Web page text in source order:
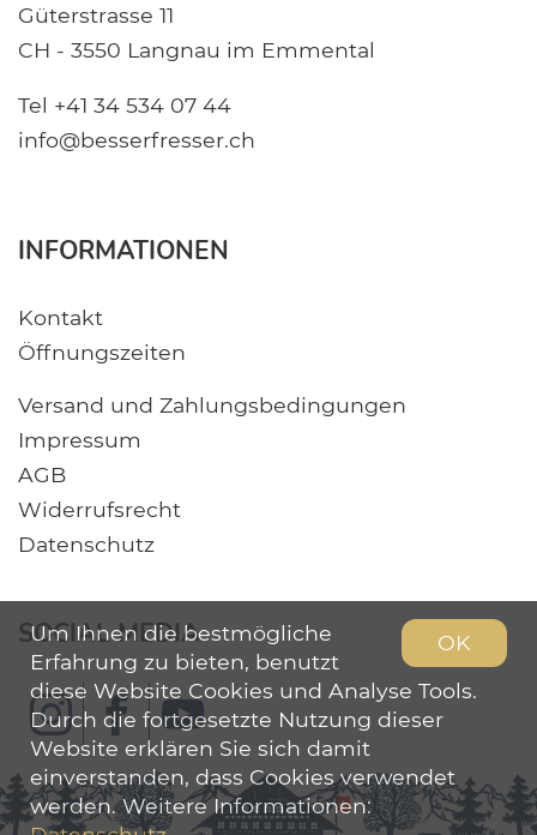
Güterstrasse 11
CH - 3550 Langnau im Emmental
Tel +41 34 534 07 44
info@besserfresser.ch
INFORMATIONEN
Kontakt
Öffnungszeiten
Versand und Zahlungsbedingungen
Impressum
AGB
Widerrufsrecht
Datenschutz
SOCIAL MEDIA OK
Um Ihnen die bestmögliche
Erfahrung zu bieten, benutzt
diese Website Cookies und Analyse Tools.
Durch die fortgesetzte Nutzung dieser
Website erklären Sie sich damit
einverstanden, dass Cookies verwendet
werden. Weitere Informationen: